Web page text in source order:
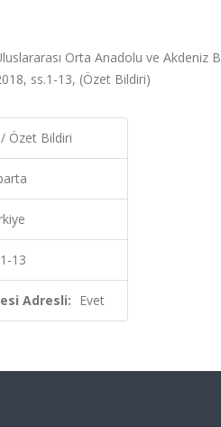
Orta Anadolu ve
ss.1-13, (Özet Bildiri)
Özet Bildiri
13
Adresli: Evet